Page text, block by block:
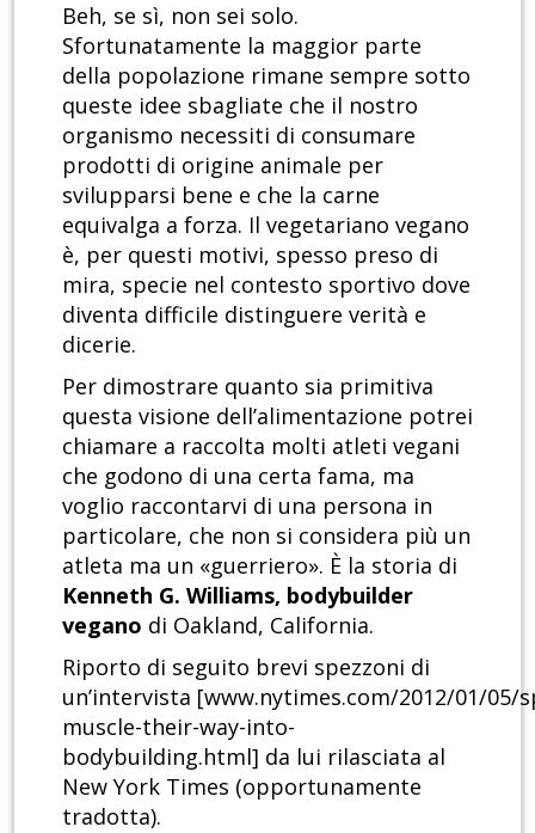
Beh, se sì, non sei solo.
Sfortunatamente la maggior parte
della popolazione rimane sempre sotto
queste idee sbagliate che il nostro
organismo necessiti di consumare
prodotti di origine animale per
svilupparsi bene e che la carne
equivalga a forza. Il vegetariano vegano
è, per questi motivi, spesso preso di
mira, specie nel contesto sportivo dove
diventa difficile distinguere verità e
dicerie.
Per dimostrare quanto sia primitiva
questa visione dell’alimentazione potrei
chiamare a raccolta molti atleti vegani
che godono di una certa fama, ma
voglio raccontarvi di una persona in
particolare, che non si considera più un
atleta ma un «guerriero». È la storia di
Kenneth G. Williams, bodybuilder
vegano di Oakland, California.
Riporto di seguito brevi spezzoni di
un’intervista [www.nytimes.com/2012/01/05/
muscle-their-way-into-
bodybuilding.html] da lui rilasciata al
New York Times (opportunamente
tradotta).